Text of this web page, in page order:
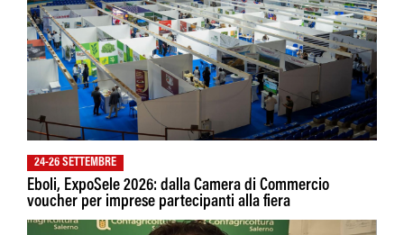
24-26 SETTEMBRE
Eboli, ExpoSele 2026: dalla Camera di Commercio
voucher per imprese partecipanti alla fiera